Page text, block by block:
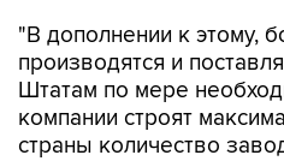
"В дополнении к этому,
производятся и
Штатам по мере
компании строят
страны количество